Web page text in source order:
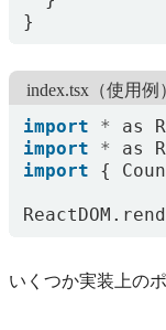
}
index.tsx（使用例
import * as
import
* as
import
{
ReactDOM .
いくつか実装上の